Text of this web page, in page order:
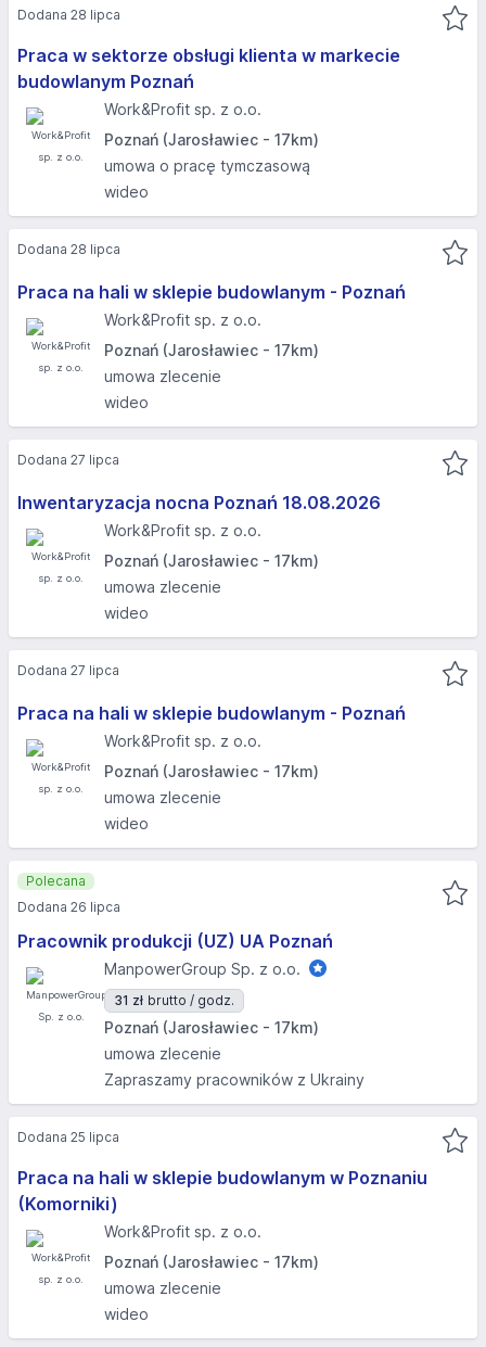
Praca w sektorze obsługi klienta w markecie
budowlanym Poznań
Work&Profit sp. z o.o.
Poznań (Jarosławiec - 17km)
umowa o pracę tymczasową
wideo
Dodana 28 lipca
Praca na hali w sklepie budowlanym - Poznań
Work&Profit sp. z o.o.
Poznań (Jarosławiec - 17km)
umowa zlecenie
wideo
Dodana 28 lipca
Inwentaryzacja nocna Poznań 18.08.2026​
Work&Profit sp. z o.o.
Poznań (Jarosławiec - 17km)
umowa zlecenie
wideo
Dodana 27 lipca
Praca na hali w sklepie budowlanym - Poznań
Work&Profit sp. z o.o.
Poznań (Jarosławiec - 17km)
umowa zlecenie
wideo
Dodana 27 lipca
Pracownik produkcji (UZ) UA Poznań
ManpowerGroup Sp. z o.o.
31 zł brutto / godz.
Poznań (Jarosławiec - 17km)
umowa zlecenie
Zapraszamy pracowników z Ukrainy
Polecana
Dodana 26 lipca
Praca na hali w sklepie budowlanym w Poznaniu
(Komorniki) ​
Work&Profit sp. z o.o.
Poznań (Jarosławiec - 17km)
umowa zlecenie
wideo
Dodana 25 lipca